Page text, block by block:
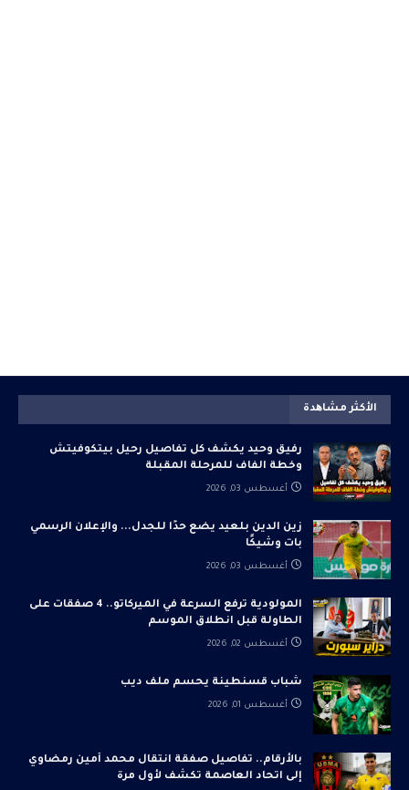
الأكثر مشاھدة
رفيق وحيد يكشف كل تفاصيل رحيل بيتكوفيتش
وخطة الفاف للمرحلة المقبلة
أغسطس 03, 2026
زين الدين بلعيد يضع حدًا للجدل... والإعلان الرسمي
بات وشيكًا
أغسطس 03, 2026
المولودية ترفع السرعة في الميركاتو.. 4 صفقات على
الطاولة قبل انطلاق الموسم
أغسطس 02, 2026
شباب قسنطينة يحسم ملف ديب
أغسطس 01, 2026
بالأرقام.. تفاصيل صفقة انتقال محمد أمين رمضاوي
إلى اتحاد العاصمة تكشف لأول مرة